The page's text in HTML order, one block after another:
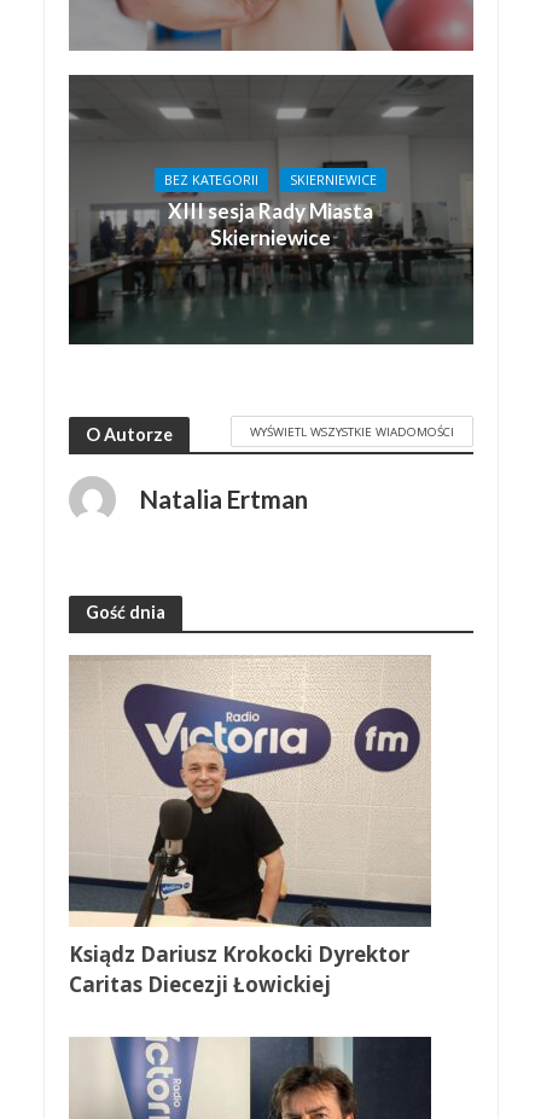
BEZ KATEGORII SKIERNIEWICE
XIII sesja Rady Miasta
Skierniewice
O Autorze WYŚWIETL WSZYSTKIE WIADOMOŚCI
Natalia Ertman
Gość dnia
Ksiądz Dariusz Krokocki Dyrektor
Caritas Diecezji Łowickiej